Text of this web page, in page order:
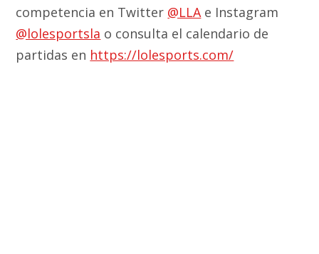
competencia en Twitter @LLAe Instagram
@lolesportsla o consulta el calendario de
partidas en https://lolesports.com/